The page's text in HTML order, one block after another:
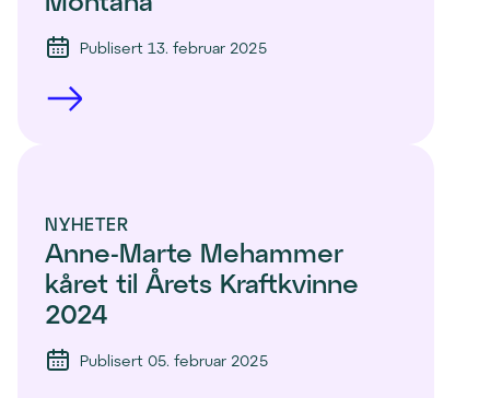
Publisert 13. februar 2025
NYHETER
Anne-Marte Mehammer
kåret til Årets Kraftkvinne
2024
Publisert 05. februar 2025